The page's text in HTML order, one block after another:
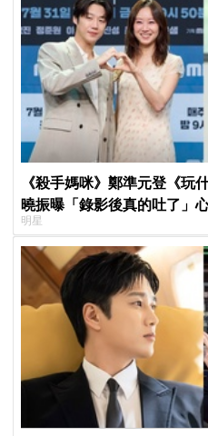
《殺手媽咪》鄭準元登《玩
曉振曝「錄影後真的吐了」
明星